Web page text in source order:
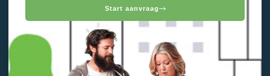
Start aanvraag